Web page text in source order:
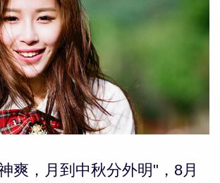
爽，月到中秋分外明"，8月